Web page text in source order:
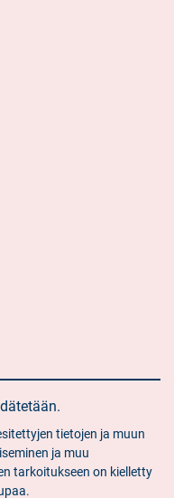
tietojen ja muun
ja muu
tarkoitukseen on kielletty